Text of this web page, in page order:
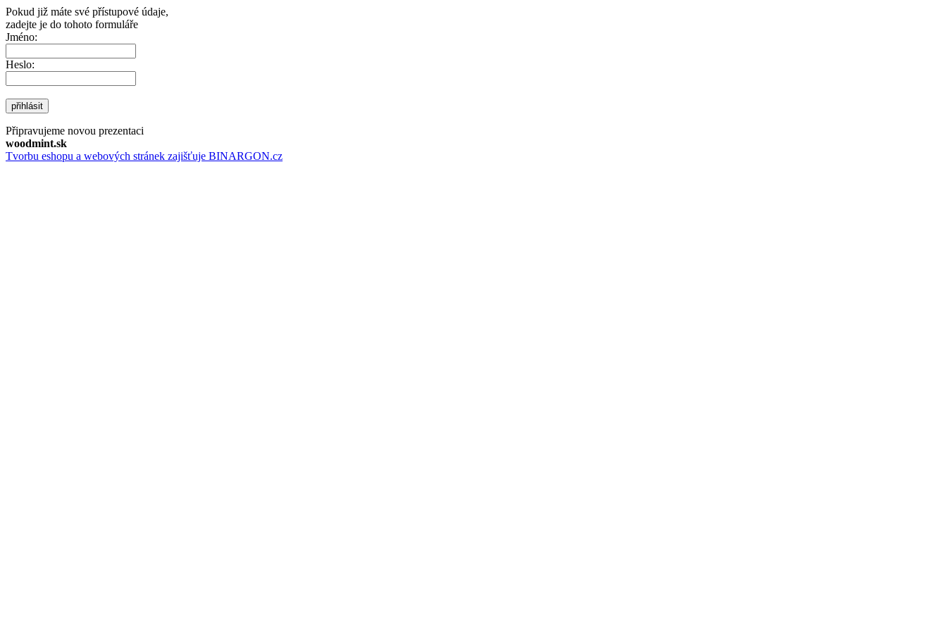
Pokud již máte své přístupové údaje,
zadejte je do tohoto formuláře
Jméno:
Heslo:
přihlásit
Připravujeme novou prezentaci
woodmint.sk
Tvorbu eshopu a webových stránek zajišťuje BINARGON.cz